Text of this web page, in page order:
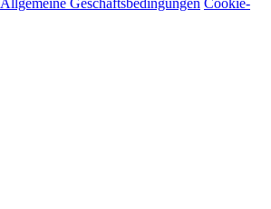
Allgemeine Geschäftsbedingungen Cookie-